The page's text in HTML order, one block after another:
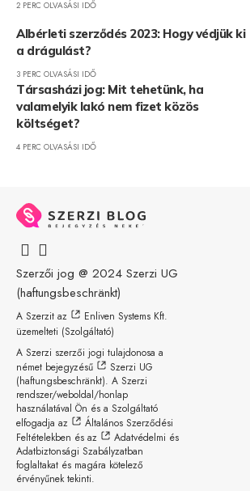
2 PERC OLVASÁSI IDŐ
Albérleti szerződés 2023: Hogy védjük ki
a drágulást?
3 PERC OLVASÁSI IDŐ
Társasházi jog: Mit tehetünk, ha
valamelyik lakó nem fizet közös
költséget?
4 PERC OLVASÁSI IDŐ
Szerzői jog @ 2024 Szerzi UG
(haftungsbeschränkt)
A Szerzit az
Enliven Systems Kft.
üzemelteti (Szolgáltató)
A Szerzi szerzői jogi tulajdonosa a
német bejegyzésű
Szerzi UG
(haftungsbeschränkt). A Szerzi
rendszer/weboldal/honlap
használatával Ön és a Szolgáltató
elfogadja az
Általános Szerződési
Feltételekben és az
Adatvédelmi és
Adatbiztonsági Szabályzatban
foglaltakat és magára kötelező
érvényűnek tekinti.